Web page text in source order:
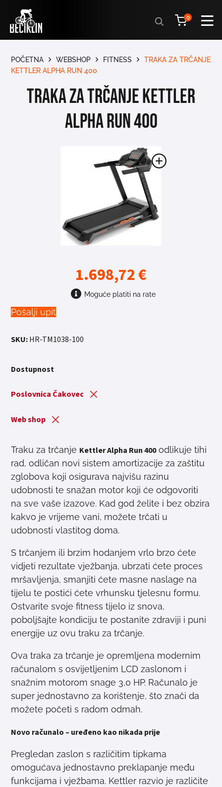
Products
search
0
POČETNA WEBSHOP FITNESS
TRAKA ZA TRČANJE
KETTLER ALPHA RUN 400
Traka za trčanje Kettler
Alpha Run 400
1.698,72€
Moguće platiti na rate
Pošalji upit
SKU:HR-TM1038-100
Dostupnost
Poslovnica Čakovec
Web shop
Traku za trčanje Kettler Alpha Run 400odlikuje tihi
rad, odličan novi sistem amortizacije za zaštitu
zglobova koji osigurava najvišu razinu
udobnosti te snažan motor koji će odgovoriti
na sve vaše izazove. Kad god želite i bez obzira
kakvo je vrijeme vani, možete trčati u
udobnosti vlastitog doma.
S trčanjem ili brzim hodanjem vrlo brzo ćete
vidjeti rezultate vježbanja, ubrzati ćete proces
mršavljenja, smanjiti ćete masne naslage na
tijelu te postići ćete vrhunsku tjelesnu formu.
Ostvarite svoje fitness tijelo iz snova,
poboljšajte kondiciju te postanite zdraviji i puni
energije uz ovu traku za trčanje.
Ova traka za trčanje je opremljena modernim
računalom s osvijetljenim LCD zaslonom i
snažnim motorom snage 3,0 HP. Računalo je
super jednostavno za korištenje, što znači da
možete početi s radom odmah.
Novo računalo – uređeno kao nikada prije
Pregledan zaslon s različitim tipkama
omogućava jednostavno preklapanje među
funkcijama i vježbama. Kettler razvio je različite